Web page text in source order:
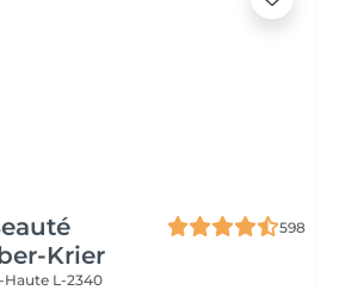
Krier
598
Haute L-2340